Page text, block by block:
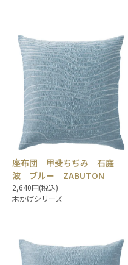
座布団｜甲斐ちぢみ 石庭
波 ブルー｜ZABUTON
2,640円(税込)
木かげシリーズ